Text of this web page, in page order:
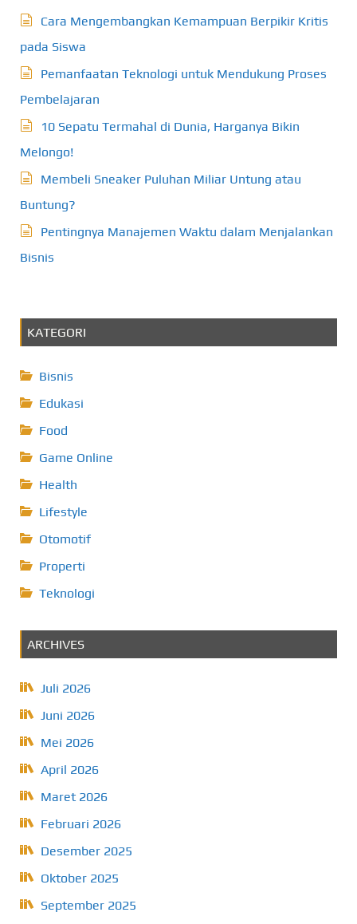
Cara Mengembangkan Kemampuan Berpikir Kritis
pada Siswa
Pemanfaatan Teknologi untuk Mendukung Proses
Pembelajaran
10 Sepatu Termahal di Dunia, Harganya Bikin
Melongo!
Membeli Sneaker Puluhan Miliar Untung atau
Buntung?
Pentingnya Manajemen Waktu dalam Menjalankan
Bisnis
KATEGORI
Bisnis
Edukasi
Food
Game Online
Health
Lifestyle
Otomotif
Properti
Teknologi
ARCHIVES
Juli 2026
Juni 2026
Mei 2026
April 2026
Maret 2026
Februari 2026
Desember 2025
Oktober 2025
September 2025